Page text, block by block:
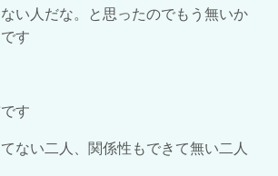
ない人だな。と思ったのでもう無いか
す
す
ない二人、関係性もできて無い二人